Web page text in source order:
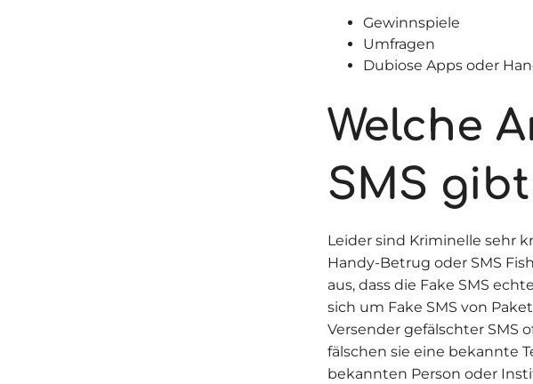
Gewinnspiele
Umfragen
Dubiose Apps oder
Welche
SMS
Leider sind Kriminelle sehr
Handy-Betrug oder SMS
aus, dass die Fake SMS
sich um Fake SMS von
Versender gefälschter SMS
fälschen sie eine bekannte
bekannten Person oder